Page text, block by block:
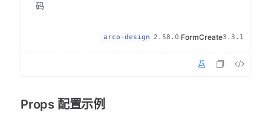
arco-design 2.58.0·FormCreate3.3.1
码
Props 配置示例